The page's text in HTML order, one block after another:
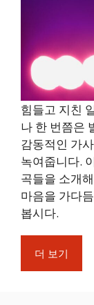
힘들고 지친
나 한 번쯤은
감동적인 가
녹여줍니다.
곡들을 소개
마음을 가다
봅시다.
더 보기